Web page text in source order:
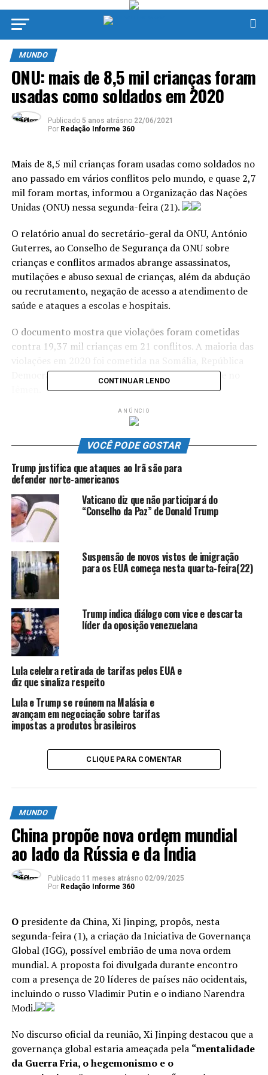
MUNDO
ONU: mais de 8,5 mil crianças foram
usadas como soldados em 2020
Publicado 5 anos atrásno 22/06/2021
Por Redação Informe 360
Mais de 8,5 mil crianças foram usadas como soldados no
ano passado em vários conflitos pelo mundo, e quase 2,7
mil foram mortas, informou a Organização das Nações
Unidas (ONU) nessa segunda-feira (21).
O relatório anual do secretário-geral da ONU, António
Guterres, ao Conselho de Segurança da ONU sobre
crianças e conflitos armados abrange assassinatos,
mutilações e abuso sexual de crianças, além da abdução
ou recrutamento, negação de acesso a atendimento de
saúde e ataques a escolas e hospitais.
O documento mostra que violações foram cometidas
contra 19,37 mil crianças em 21 conflitos. A maioria das
Democrática do Congo, no Afeganistão, na Síria e no
De acordo com o relatório, 8,52 mil crianças foram
utilizadas como soldados no ano passado, enquanto 2,67
mil foram assassinadas e 5,74 mil ficaram feridas em
O documento também inclui uma lista negra que tem a
intenção de constranger as partes em conflitos, com a
esperança de puni-las para implementar medidas de
proteção a crianças. A lista tem sido objeto de polêmica,
com diplomatas afirmando que a Arábia Saudita e Israel
fizeram pressão nos últimos anos para ficar de fora dela.
liderada pelos sauditas foi removida da lista em 2020,
anos após ter sido apontada e constrangida por causar
Em uma iniciativa para atenuar as controvérsias em
Guterres foi dividida em duas categorias. Uma delas lista
as partes que colocaram em vigor medidas para
proteger crianças e a outra inclui partes que não
tomaram nenhuma atitude.
ONU
máscaras
NÃO PERCA
Astronautas chineses começam a fazer da nova estação
espacial seu lar
CONTINUAR LENDO
ANÚNCIO
VOCÊ PODE GOSTAR
Trump justifica que ataques ao Irã são para
defender norte-americanos
Vaticano diz que não participará do
“Conselho da Paz” de Donald Trump
Suspensão de novos vistos de imigração
para os EUA começa nesta quarta-feira(22)
Trump indica diálogo com vice e descarta
líder da oposição venezuelana
Lula celebra retirada de tarifas pelos EUA e
diz que sinaliza respeito
Lula e Trump se reúnem na Malásia e
avançam em negociação sobre tarifas
impostas a produtos brasileiros
CLIQUE PARA COMENTAR
MUNDO
China propõe nova ordem mundial
ao lado da Rússia e da Índia
Publicado 11 meses atrásno 02/09/2025
Por Redação Informe 360
Opresidente da China, Xi Jinping, propôs, nesta
segunda-feira (1), a criação da Iniciativa de Governança
Global (IGG), possível embrião de uma nova ordem
mundial. A proposta foi divulgada durante encontro
com a presença de 20 líderes de países não ocidentais,
incluindo o russo Vladimir Putin e o indiano Narendra
Modi.
No discurso oficial da reunião, Xi Jinping destacou que a
governança global estaria ameaçada pela “mentalidade
da Guerra Fria, o hegemonismo e o